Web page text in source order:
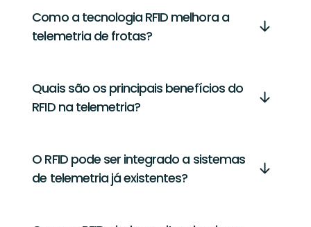
Como a tecnologia RFID melhora a
telemetria de frotas?
Quais são os principais benefícios do
RFID na telemetria?
O RFID pode ser integrado a sistemas
de telemetria já existentes?